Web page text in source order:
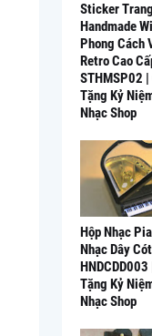
Sticker
Handmade
Phong Cách
Retro Cao
STHMSP02 |
Tặng Kỷ
Nhạc Shop
Hộp Nhạc
Nhạc Dây
HNDCDD003
Tặng Kỷ
Nhạc Shop